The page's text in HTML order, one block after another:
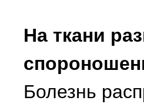
На ткани
Болезнь